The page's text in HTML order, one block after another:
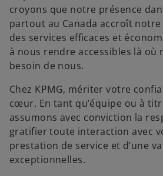
croyons que notre présence
partout au Canada accroît notre
des services efficaces et
à nous rendre accessibles là où
besoin de nous.
Chez KPMG, mériter votre
cœur. En tant qu’équipe ou à
assumons avec conviction la
gratifier toute interaction avec
prestation de service et d’une
exceptionnelles.